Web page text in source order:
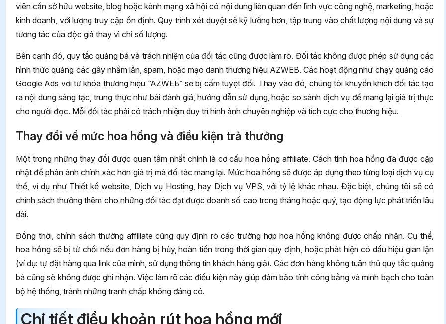
viên cần sở hữu website, blog hoặc kênh mạng xã hội có nội dung liên quan đến lĩnh vực công nghệ, marketing, hoặc
kinh doanh, với lượng truy cập ổn định. Quy trình xét duyệt sẽ kỹ lưỡng hơn, tập trung vào chất lượng nội dung và sự
tương tác của độc giả thay vì chỉ số lượng.
Bên cạnh đó, quy tắc quảng bá và trách nhiệm của đối tác cũng được làm rõ. Đối tác không được phép sử dụng các
hình thức quảng cáo gây nhầm lẫn, spam, hoặc mạo danh thương hiệu AZWEB. Các hoạt động như chạy quảng cáo
Google Ads với từ khóa thương hiệu “AZWEB” sẽ bị cấm tuyệt đối. Thay vào đó, chúng tôi khuyến khích đối tác tạo
ra nội dung sáng tạo, trung thực như bài đánh giá, hướng dẫn sử dụng, hoặc so sánh dịch vụ để mang lại giá trị thực
cho người đọc. Mỗi đối tác phải có trách nhiệm duy trì hình ảnh chuyên nghiệp và tích cực cho thương hiệu.
Thay đổi về mức hoa hồng và điều kiện trả thưởng
Một trong những thay đổi được quan tâm nhất chính là cơ cấu hoa hồng affiliate. Cách tính hoa hồng đã được cập
nhật để phản ánh chính xác hơn giá trị mà đối tác mang lại. Mức hoa hồng sẽ được áp dụng theo từng loại dịch vụ cụ
thể, ví dụ như Thiết kế website, Dịch vụ Hosting, hay Dịch vụ VPS, với tỷ lệ khác nhau. Đặc biệt, chúng tôi sẽ có
chính sách thưởng thêm cho những đối tác đạt được doanh số cao trong tháng hoặc quý, tạo động lực phát triển lâu
dài.
Đồng thời, chính sách thưởng affiliate cũng quy định rõ các trường hợp hoa hồng không được chấp nhận. Cụ thể,
hoa hồng sẽ bị từ chối nếu đơn hàng bị hủy, hoàn tiền trong thời gian quy định, hoặc phát hiện có dấu hiệu gian lận
(ví dụ: tự đặt hàng qua link của mình, sử dụng thông tin khách hàng giả). Các đơn hàng không tuân thủ quy tắc quảng
bá cũng sẽ không được ghi nhận. Việc làm rõ các điều kiện này giúp đảm bảo tính công bằng và minh bạch cho toàn
bộ hệ thống, tránh những tranh chấp không đáng có.
Chi tiết điều khoản rút hoa hồng mới